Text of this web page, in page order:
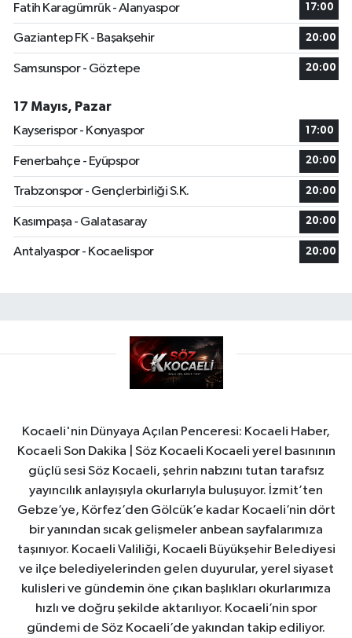
Fatih Karagümrük - Alanyaspor
17:00
Gaziantep FK - Başakşehir 20:00
Samsunspor - Göztepe 20:00
17 Mayıs, Pazar
Kayserispor - Konyaspor
17:00
Fenerbahçe - Eyüpspor 20:00
Trabzonspor - Gençlerbirliği S.K. 20:00
Kasımpaşa - Galatasaray 20:00
Antalyaspor - Kocaelispor 20:00
Kocaeli'nin Dünyaya Açılan Penceresi: Kocaeli Haber,
Kocaeli Son Dakika | Söz Kocaeli Kocaeli yerel basınının
güçlü sesi Söz Kocaeli, şehrin nabzını tutan tarafsız
yayıncılık anlayışıyla okurlarıyla buluşuyor. İzmit’ten
Gebze’ye, Körfez’den Gölcük’e kadar Kocaeli’nin dört
bir yanından sıcak gelişmeler anbean sayfalarımıza
taşınıyor. Kocaeli Valiliği, Kocaeli Büyükşehir Belediyesi
ve ilçe belediyelerinden gelen duyurular, yerel siyaset
kulisleri ve gündemin öne çıkan başlıkları okurlarımıza
hızlı ve doğru şekilde aktarılıyor. Kocaeli’nin spor
gündemi de Söz Kocaeli’de yakından takip ediliyor.